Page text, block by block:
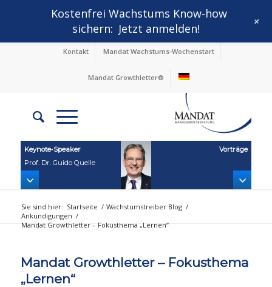
Kontakt Mandat Wachstums-Wochenstart
Mandat Growthletter®
Keynote‑Speaker
Prof. Dr. Guido Quelle
Vorträge
Sie sind hier: Startseite / Wachstumstreiber Blog /
Ankündigungen /
Mandat Growthletter – Fokusthema „Lernen“
Mandat Growthletter – Fokusthema
„Lernen“
Kostenfrei Wachstums Know-how
sichern: Jetzt anmelden! +